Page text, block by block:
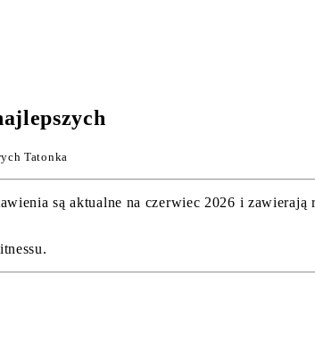
Tatonka
są aktualne na czerwiec 2026 i